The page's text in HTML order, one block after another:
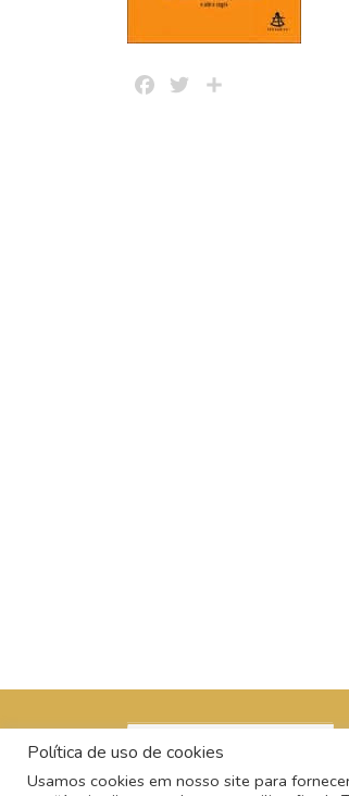
FacebookTwitter
Política de uso de cookies
Usamos cookies em nosso site para